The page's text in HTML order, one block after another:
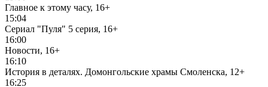
Главное к этому часу, 16+
15:04
Сериал "Пуля" 5 серия, 16+
16:00
Новости, 16+
16:10
История в деталях. Домонгольские храмы Смоленска, 12+
16:25